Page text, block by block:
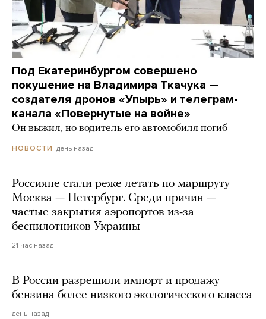
Под Екатеринбургом совершено
покушение на Владимира Ткачука —
создателя дронов «Упырь» и телеграм-
канала «Повернутые на войне»
Он выжил, но водитель его автомобиля погиб
НОВОСТИ день назад
Россияне стали реже летать по маршруту
Москва — Петербург. Среди причин —
частые закрытия аэропортов из-за
беспилотников Украины
21 час назад
В России разрешили импорт и продажу
бензина более низкого экологического класса
день назад